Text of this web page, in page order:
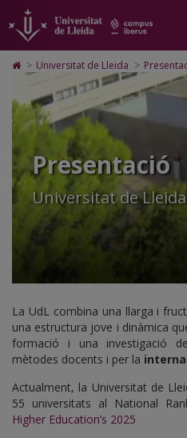
Presentació:
La
Universitat
de
Lleida
pàgina
principal.
Lleida
contingut
principal
pàgina
Mapa
Web.
Universitat
Lleida
Cerca
Accessibilitat.
Universitat
Lleida
Icono
de
Home
para
a
página
de
> Universitat de Lleida >
Presentació
Universitat de Lleida
La UdL combina una llarga i
una estructura jove i dinàmica
formació i una investigació
mètodes docents i per la
Actualment, la Universitat de
55 universitats al National
Higher Education’s 2025